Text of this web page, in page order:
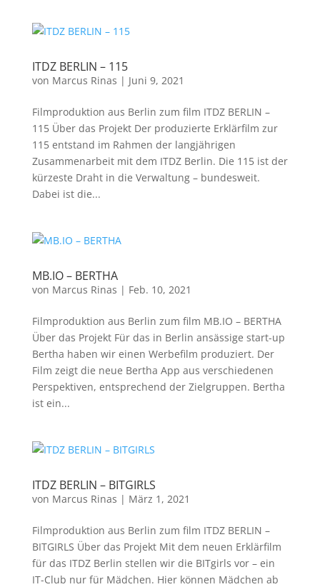
ITDZ BERLIN – 115
von Marcus Rinas | Juni 9, 2021
Filmproduktion aus Berlin zum film ITDZ BERLIN –
115 Über das Projekt Der produzierte Erklärfilm zur
115 entstand im Rahmen der langjährigen
Zusammenarbeit mit dem ITDZ Berlin. Die 115 ist der
kürzeste Draht in die Verwaltung – bundesweit.
Dabei ist die...
MB.IO – BERTHA
von Marcus Rinas | Feb. 10, 2021
Filmproduktion aus Berlin zum film MB.IO – BERTHA
Über das Projekt Für das in Berlin ansässige start-up
Bertha haben wir einen Werbefilm produziert. Der
Film zeigt die neue Bertha App aus verschiedenen
Perspektiven, entsprechend der Zielgruppen. Bertha
ist ein...
ITDZ BERLIN – BITGIRLS
von Marcus Rinas | März 1, 2021
Filmproduktion aus Berlin zum film ITDZ BERLIN –
BITGIRLS Über das Projekt Mit dem neuen Erklärfilm
für das ITDZ Berlin stellen wir die BITgirls vor – ein
IT-Club nur für Mädchen. Hier können Mädchen ab